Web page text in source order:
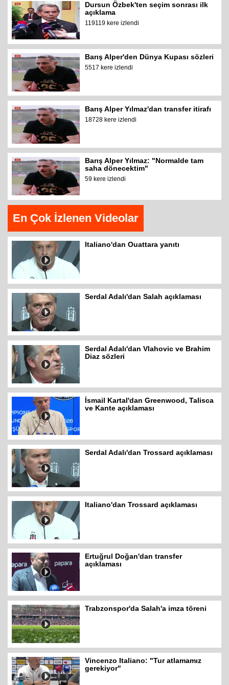
Dursun Özbek'ten seçim sonrası ilk
açıklama
119119 kere izlendi
Barış Alper'den Dünya Kupası sözleri
5517 kere izlendi
Barış Alper Yılmaz'dan transfer itirafı
18728 kere izlendi
Barış Alper Yılmaz: "Normalde tam
saha dönecektim"
59 kere izlendi
En Çok İzlenen Videolar
Italiano'dan Ouattara yanıtı
Serdal Adalı'dan Salah açıklaması
Serdal Adalı'dan Vlahovic ve Brahim
Diaz sözleri
İsmail Kartal'dan Greenwood, Talisca
ve Kante açıklaması
Serdal Adalı'dan Trossard açıklaması
Italiano'dan Trossard açıklaması
Ertuğrul Doğan'dan transfer
açıklaması
Trabzonspor'da Salah'a imza töreni
Vincenzo Italiano: "Tur atlamamız
gerekiyor"